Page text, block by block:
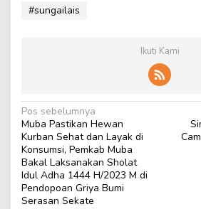
#sungailais
Ikuti Kami
N
a
v
i
g
Pos sebelumnya
Muba Pastikan Hewan
Kurban Sehat dan Layak di
Konsumsi, Pemkab Muba
Bakal Laksanakan Sholat
Idul Adha 1444 H/2023 M di
Pendopoan Griya Bumi
Serasan Sekate